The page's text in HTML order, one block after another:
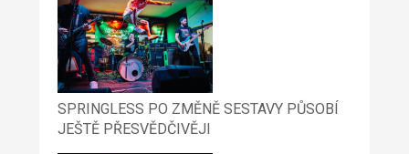
SPRINGLESS PO ZMĚNĚ SESTAVY PŮSOBÍ
JEŠTĚ PŘESVĚDČIVĚJI